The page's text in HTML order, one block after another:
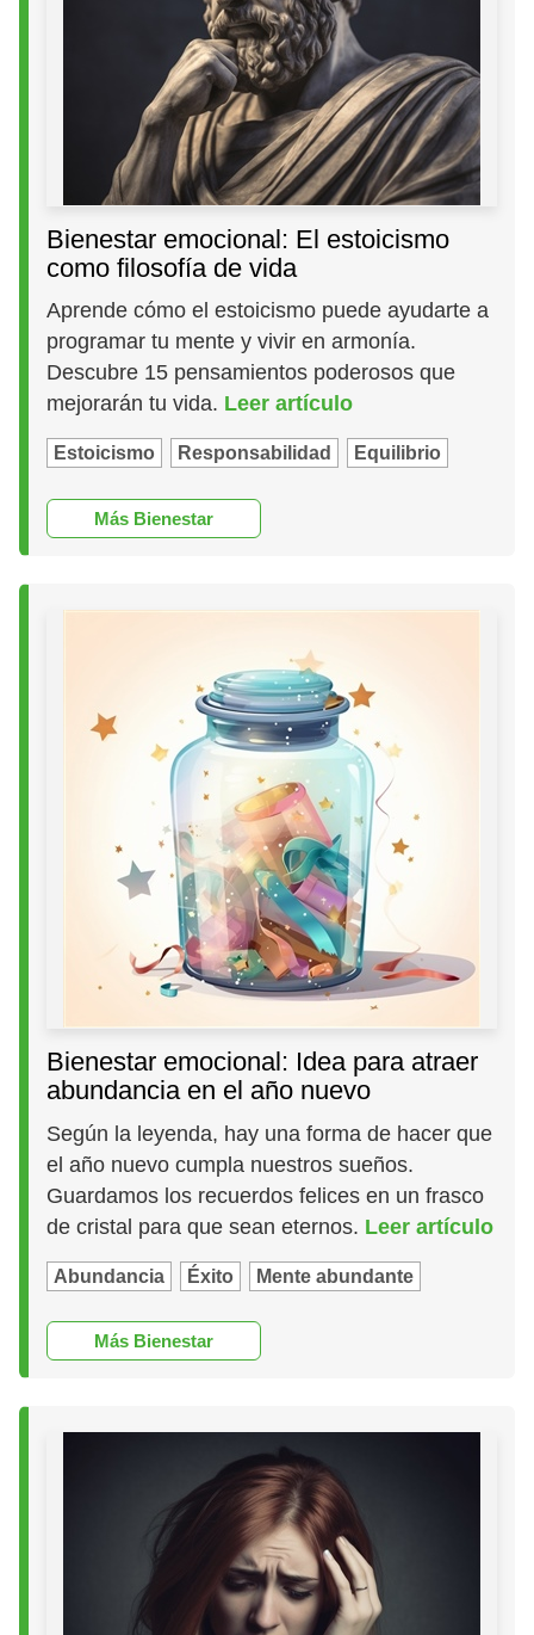
Bienestar emocional: El estoicismo
como filosofía de vida
Aprende cómo el estoicismo puede ayudarte a
programar tu mente y vivir en armonía.
Descubre 15 pensamientos poderosos que
mejorarán tu vida. Leer artículo
Estoicismo Responsabilidad Equilibrio
Más Bienestar
Bienestar emocional: Idea para atraer
abundancia en el año nuevo
Según la leyenda, hay una forma de hacer que
el año nuevo cumpla nuestros sueños.
Guardamos los recuerdos felices en un frasco
de cristal para que sean eternos. Leer artículo
Abundancia Éxito Mente abundante
Más Bienestar